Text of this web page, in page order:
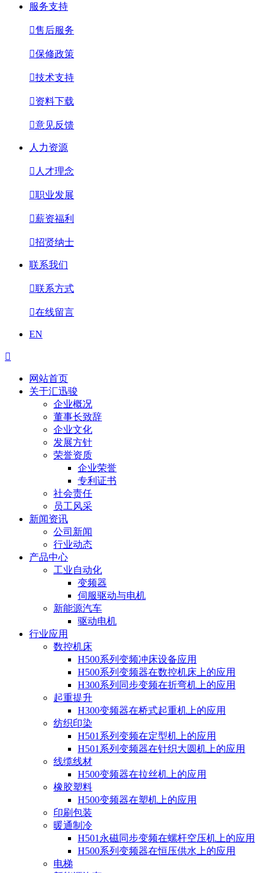
服务支持
售后服务
保修政策
技术支持
资料下载
意见反馈
人力资源
 人才理念
职业发展
薪资福利
招贤纳士
联系我们
联系方式
在线留言
EN

网站首页
关于汇迅骏
企业概况
董事长致辞
企业文化
发展方针
荣誉资质
企业荣誉
专利证书
社会责任
员工风采
新闻资讯
公司新闻
行业动态
产品中心
工业自动化
变频器
伺服驱动与电机
新能源汽车
驱动电机
行业应用
数控机床
H500系列变频冲床设备应用
H500系列变频器在数控机床上的应用
H300系列同步变频在折弯机上的应用
起重提升
H300变频器在桥式起重机上的应用
纺织印染
H501系列变频在定型机上的应用
H501系列变频器在针织大圆机上的应用
线缆线材
H500变频器在拉丝机上的应用
橡胶塑料
H500变频器在塑机上的应用
印刷包装
暖通制冷
H501永磁同步变频在螺杆空压机上的应用
H500系列变频器在恒压供水上的应用
电梯